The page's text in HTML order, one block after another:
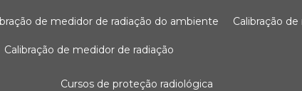
de medidor de radiação do ambiente calibração
calibração de medidor de radiação
cursos de proteção radiológica